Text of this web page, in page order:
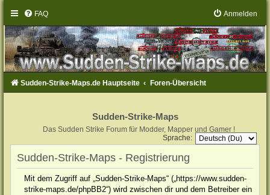
FAQ Anmelden
Sudden-Strike-Maps.de Hauptseite Foren-Übersicht
Sudden-Strike-Maps
Das Sudden Strike Forum für Modder, Mapper und Gamer !
Sprache:
Sudden-Strike-Maps - Registrierung
Mit dem Zugriff auf „Sudden-Strike-Maps“ („https://www.sudden-
strike-maps.de/phpBB2“) wird zwischen dir und dem Betreiber ein